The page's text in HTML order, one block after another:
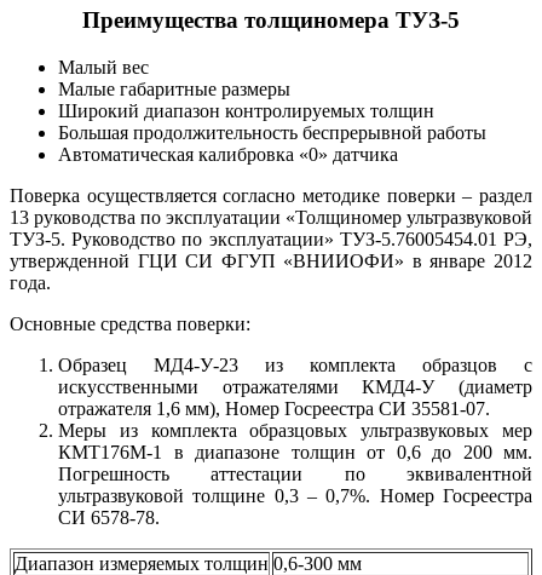
Преимущества толщиномера ТУЗ-5
Малый вес
Малые габаритные размеры
Широкий диапазон контролируемых толщин
Большая продолжительность беспрерывной работы
Автоматическая калибровка «0» датчика
Поверка осуществляется согласно методике поверки – раздел
13 руководства по эксплуатации «Толщиномер ультразвуковой
ТУЗ-5. Руководство по эксплуатации» ТУЗ-5.76005454.01 РЭ,
утвержденной ГЦИ СИ ФГУП «ВНИИОФИ» в январе 2012
года.
Основные средства поверки:
Образец МД4-У-23 из комплекта образцов с
искусственными отражателями КМД4-У (диаметр
отражателя 1,6 мм), Номер Госреестра СИ 35581-07.
Меры из комплекта образцовых ультразвуковых мер
КМТ176М-1 в диапазоне толщин от 0,6 до 200 мм.
Погрешность аттестации по эквивалентной
ультразвуковой толщине 0,3 – 0,7%. Номер Госреестра
СИ 6578-78.
Диапазон измеряемых толщин 0,6-300 мм